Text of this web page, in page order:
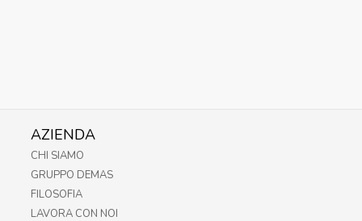
AZIENDA
CHI SIAMO
GRUPPO DEMAS
FILOSOFIA
LAVORA CON NOI